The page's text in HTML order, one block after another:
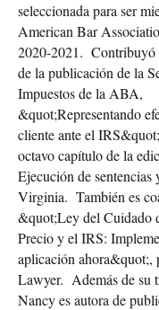
seleccionada para ser
American Bar
2020-2021. Contribuyó
de la publicación de la
Impuestos de la ABA,
&quot;Representando
cliente ante el
octavo capítulo de la
Ejecución de sentencias
Virginia. También es
&quot;Ley del Cuidado
Precio y el IRS:
aplicación ahora&quot;,
Lawyer. Además de su
Nancy es autora de